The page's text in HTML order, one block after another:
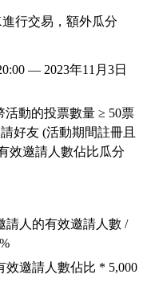
進行交易，額外瓜分
— 2023年1 1 月 3日
活動的投票數量 ≥ 50票
好友 (活動期間註冊且
效邀請人數佔比瓜分
請人的有效邀請人數 /
效邀請人數佔比 * 5,000